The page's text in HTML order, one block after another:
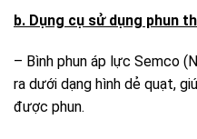
b. Dụng cụ sử dụng phun
– Bình phun áp lực Semco
ra dưới dạng hình dẻ quạt,
được phun.